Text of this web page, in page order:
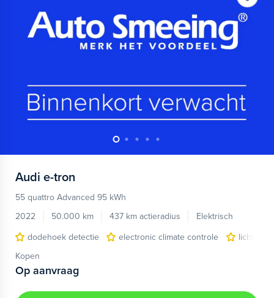
Audi e-tron
55 quattro Advanced 95 kWh
2022
50.000 km 437 km actieradius
Elektrisch
dodehoek detectie
electronic climate controle
Kopen
Op aanvraag